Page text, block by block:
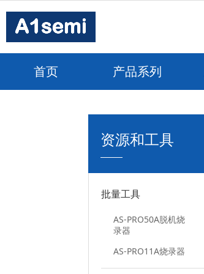
首页 产品系列
资源和工具
批量工具
AS-PRO50A脱机烧
录器
AS-PRO11A烧录器